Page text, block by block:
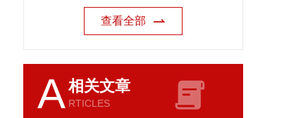
查看全部
A相关文章
RTICLES